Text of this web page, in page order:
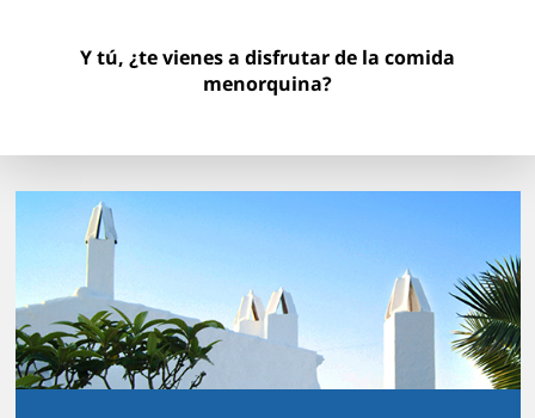
Y tú, ¿te vienes a disfrutar de la comida
menorquina?